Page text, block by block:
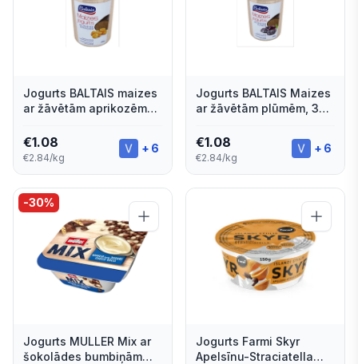
Jogurts BALTAIS maizes
ar žāvētām aprikozēm
€1.08
€2.84/kg
+ 6
Jogurts BALTAIS Maizes
ar žāvētām plūmēm, 380
€1.08
€2.84/kg
+ 6
-30%
Jogurts MULLER Mix ar
šokolādes bumbiņām
Jogurts Farmi Skyr
Apelsīnu-Straciatella